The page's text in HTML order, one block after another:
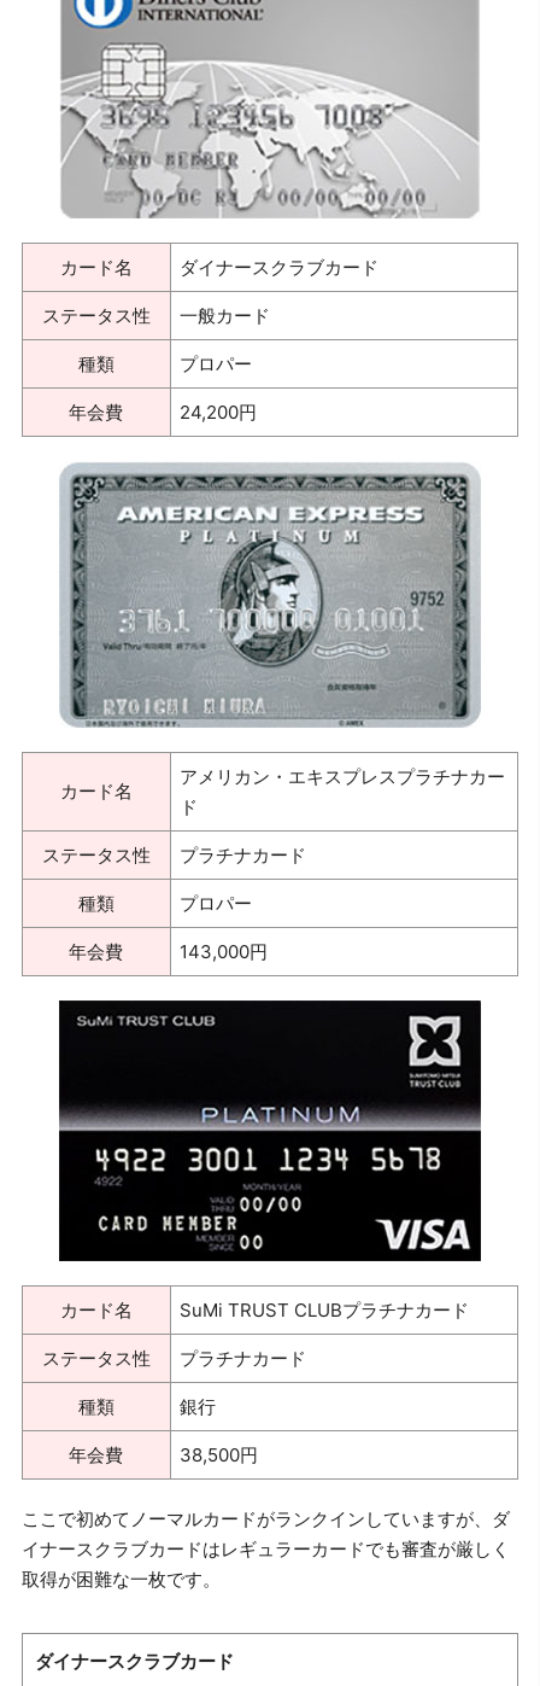
カード名 ダイナースクラブカード
ステータス性 一般カード
種類 プロパー
年会費 24,200円
カード名
アメリカン・エキスプレスプラチナカー
ド
ステータス性 プラチナカード
種類 プロパー
年会費 143,000円
カード名 SuMi TRUST CLUBプラチナカード
ステータス性 プラチナカード
種類 銀行
年会費 38,500円
ここで初めてノーマルカードがランクインしていますが、ダ
イナースクラブカードはレギュラーカードでも審査が厳しく
取得が困難な一枚です。
ダイナースクラブカード